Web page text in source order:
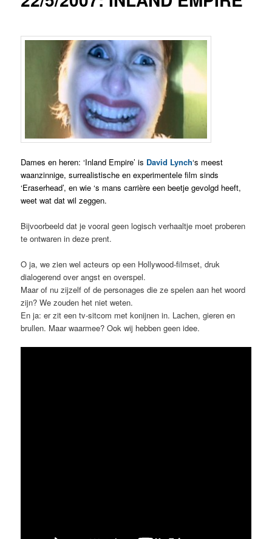
Dames en heren: ‘Inland Empire’ is David Lynch‘s meest
waanzinnige, surrealistische en experimentele film sinds
‘Eraserhead’, en wie ‘s mans carrière een beetje gevolgd heeft,
weet wat dat wil zeggen.
Bijvoorbeeld dat je vooral geen logisch verhaaltje moet proberen
te ontwaren in deze prent.
O ja, we zien wel acteurs op een Hollywood-filmset, druk
dialogerend over angst en overspel.
Maar of nu zijzelf of de personages die ze spelen aan het woord
zijn? We zouden het niet weten.
En ja: er zit een tv-sitcom met konijnen in. Lachen, gieren en
brullen. Maar waarmee? Ook wij hebben geen idee.